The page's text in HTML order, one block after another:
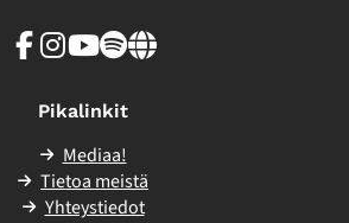
Facebook
Instagram
Youtube
SpotifyLinkki
Pikalinkit
Mediaa!
Tietoa meistä
Yhteystiedot